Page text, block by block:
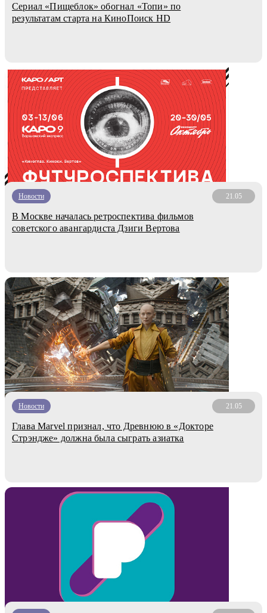
Сериал «Пищеблок» обогнал «Топи» по
результатам старта на КиноПоиcк HD
Новости 21.05
В Москве началась ретроспектива фильмов
советского авангардиста Дзиги Вертова
Новости 21.05
Глава Marvel признал, что Древнюю в «Докторе
Стрэндже» должна была сыграть азиатка